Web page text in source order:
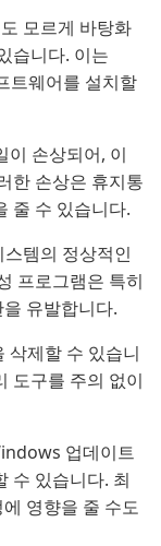
모르게 바탕화
습니다. 이는
트웨어를 설치할
이 손상되어, 이
한 손상은 휴지통
줄 수 있습니다.
템의 정상적인
프로그램은 특히
유발합니다.
삭제할 수 있습니
도구를 주의 없이
업데이트
수 있습니다. 최
영향을 줄 수도